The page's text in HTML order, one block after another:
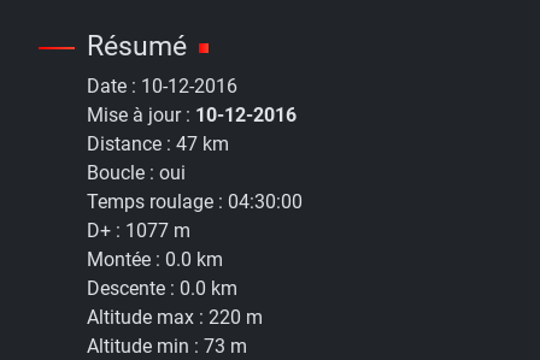
Résumé
Date : 10-12-2016
Mise à jour : 10-12-2016
Distance : 47 km
Boucle : oui
Temps roulage : 04:30:00
D+ : 1077 m
Montée : 0.0 km
Descente : 0.0 km
Altitude max : 220 m
Altitude min : 73 m